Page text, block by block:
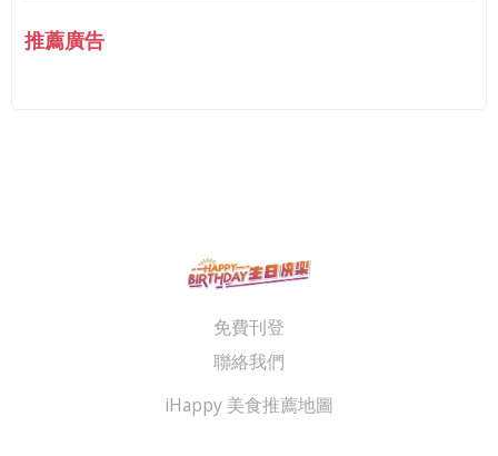
推薦廣告
免費刊登
聯絡我們
iHappy 美食推薦地圖